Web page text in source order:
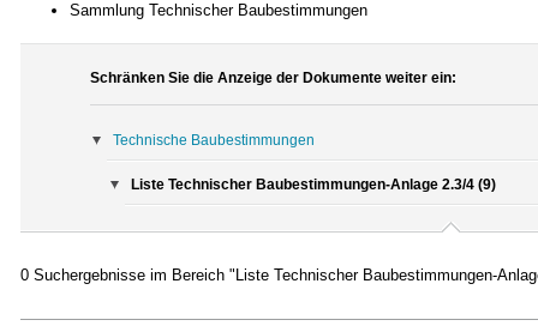
Sammlung Technischer Baubestimmungen
Schränken Sie die Anzeige der Dokumente weiter ein:
Technische Baubestimmungen
Liste Technischer Baubestimmungen-Anlage 2.3/4 (9)
0 Suchergebnisse im Bereich "Liste Technischer Baubestimmungen-